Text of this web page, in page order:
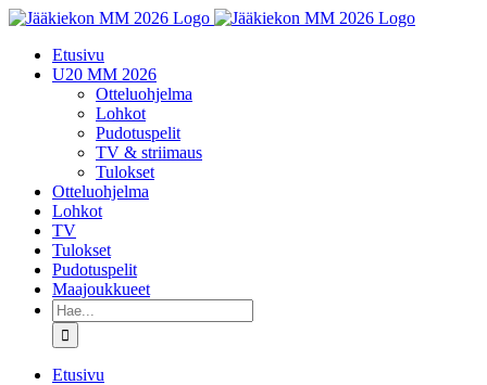
Skip
contentEtusivu
U20 MM 2026
Otteluohjelma
Lohkot
Pudotuspelit
TV & striimaus
Tulokset
Otteluohjelma
Lohkot
TV
Tulokset
Pudotuspelit
Maajoukkueet
Etsi
...
Etusivu